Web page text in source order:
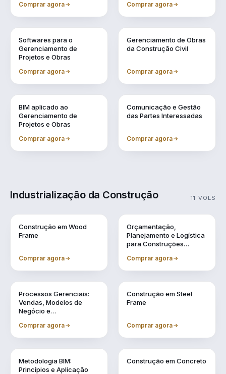
Comprar agora Comprar agora
Softwares para o
Gerenciamento de
Projetos e Obras
Comprar agora
Gerenciamento de Obras
da Construção Civil
Comprar agora
BIM aplicado ao
Gerenciamento de
Projetos e Obras
Comprar agora
Comunicação e Gestão
das Partes Interessadas
Comprar agora
Industrialização da Construção 11 VOLS
Construção em Wood
Frame
Comprar agora
Orçamentação,
Planejamento e Logística
para Construções
Comprar agora
Processos Gerenciais:
Vendas, Modelos de
Negócio e
Comprar agora
Construção em Steel
Frame
Comprar agora
Metodologia BIM:
Princípios e Aplicação
Construção em Concreto